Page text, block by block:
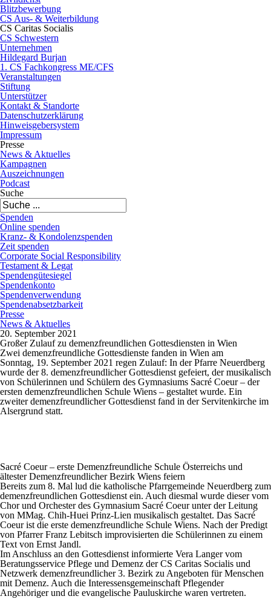
Blitzbewerbung
CS Aus- & Weiterbildung
CS Caritas Socialis
CS Schwestern
Unternehmen
Hildegard Burjan
1. CS Fachkongress ME/CFS
Veranstaltungen
Stiftung
Unterstützer
Kontakt & Standorte
Datenschutzerklärung
Hinweisgebersystem
Impressum
Presse
News & Aktuelles
Kampagnen
Auszeichnungen
Podcast
Suche
Spenden
Online spenden
Kranz- & Kondolenzspenden
Zeit spenden
Corporate Social Responsibility
Testament & Legat
Spendengütesiegel
Spendenkonto
Spendenverwendung
Spendenabsetzbarkeit
Presse
News & Aktuelles
20. September 2021
Großer Zulauf zu demenzfreundlichen Gottesdiensten in Wien
Zwei demenzfreundliche Gottesdienste fanden in Wien am
Sonntag, 19. September 2021 regen Zulauf: In der Pfarre Neuerdberg
wurde der 8. demenzfreundlicher Gottesdienst gefeiert, der musikalisch
von Schülerinnen und Schülern des Gymnasiums Sacré Coeur – der
ersten demenzfreundlichen Schule Wiens – gestaltet wurde. Ein
zweiter demenzfreundlicher Gottesdienst fand in der Servitenkirche im
Alsergrund statt.
Sacré Coeur – erste Demenzfreundliche Schule Österreichs und
ältester Demenzfreundlicher Bezirk Wiens feiern
Bereits zum 8. Mal lud die katholische Pfarrgemeinde Neuerdberg zum
demenzfreundlichen Gottesdienst ein. Auch diesmal wurde dieser vom
Chor und Orchester des Gymnasium Sacré Coeur unter der Leitung
von MMag. Chih-Huei Prinz-Lien musikalisch gestaltet. Das Sacré
Coeur ist die erste demenzfreundliche Schule Wiens. Nach der Predigt
von Pfarrer Franz Lebitsch improvisierten die Schülerinnen zu einem
Text von Ernst Jandl.
Im Anschluss an den Gottesdienst informierte Vera Langer vom
Beratungsservice Pflege und Demenz der CS Caritas Socialis und
Netzwerk demenzfreundlicher 3. Bezirk zu Angeboten für Menschen
mit Demenz. Auch die Interessensgemeinschaft Pflegender
Angehöriger und die evangelische Pauluskirche waren vertreten.